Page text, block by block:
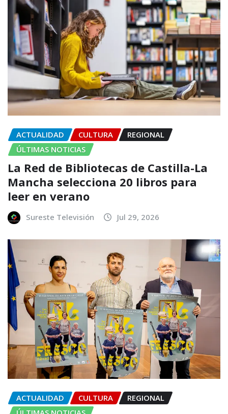
ACTUALIDAD CULTURA
REGIONAL
ÚLTIMAS NOTICIAS
La Red de Bibliotecas de Castilla-La
Mancha selecciona 20 libros para
leer en verano
Sureste Televisión Jul 29, 2026
ACTUALIDAD CULTURA
REGIONAL